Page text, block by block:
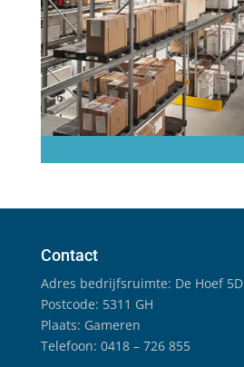
Contact
Adres bedrijfsruimte: De Hoef 5D
Postcode: 5311 GH
Plaats: Gameren
Telefoon: 0418 – 726 855